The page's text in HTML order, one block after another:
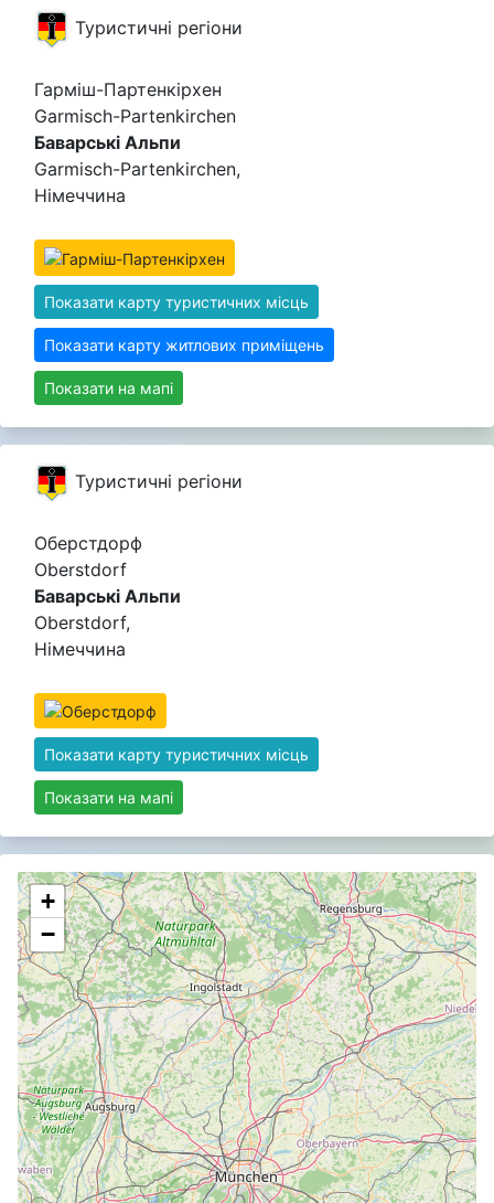
Туристичні регіони
Гарміш-Партенкірхен
Garmisch-Partenkirchen
Баварські Альпи
Garmisch-Partenkirchen,
Німеччина
Показати карту туристичних місць
Показати карту житлових приміщень
Показати на мапі
Туристичні регіони
Оберстдорф
Oberstdorf
Баварські Альпи
Oberstdorf,
Німеччина
Показати карту туристичних місць
Показати на мапі
+
−